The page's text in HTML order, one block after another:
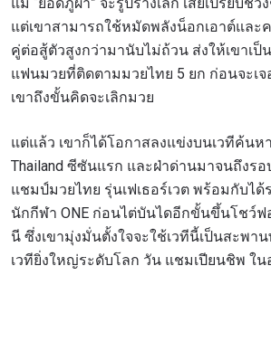
แต่เขาสามารถใช้หมัดพลังน็อกเอาต์และ
คู่ต่อสู้ตัวสูงกว่ามานับไม่ถ้วน ส่งให้เขาเป็
แฟนมวยที่ติดตามมวยไทย 5 ยก ก่อนจะเ
เขาถึงขั้นคิดจะเลิกมวย
แต่แล้ว เขาก็ได้โอกาสลงแข่งบนเวทีค้นหา
Thailand ซีซันแรก และฝ่าด่านมาจนถึงร
แชมป์มวยไทย รุ่นเฟเธอร์เวต พร้อมกับไ
นักกีฬา ONE ก่อนไต่บันไดอีกขั้นขึ้นโชว์ฟ
นี ซึ่งเขามุ่งมั่นตั้งใจจะใช้เวทีนี้เป็นสะพา
เวทียิ่งใหญ่ระดับโลก วัน แชมเปียนชิพ ใ